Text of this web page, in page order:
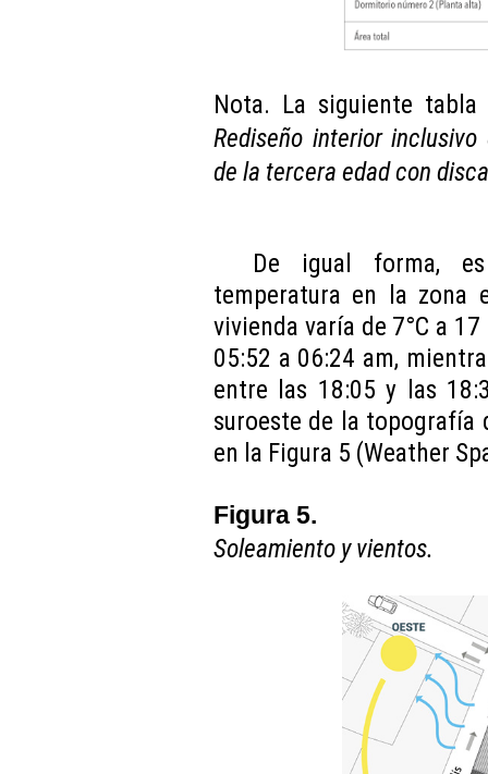
Nota. La siguiente
Rediseño interior
de la tercera edad con
De igual forma,
temperatura en la zona
vivienda varía de 7°C a
05:52 a 06:24 am,
entre las 18:05 y las
suroeste de la topografía
en la Figura 5 (Weather
Figura 5.
Soleamiento y vientos.